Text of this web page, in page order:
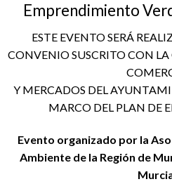
Emprendimiento
ESTE EVENTO SERÁ
CONVENIO SUSCRITO CON
Y MERCADOS DEL
MARCO DEL PLAN DE
Evento organizado por la
Ambiente de la Región de